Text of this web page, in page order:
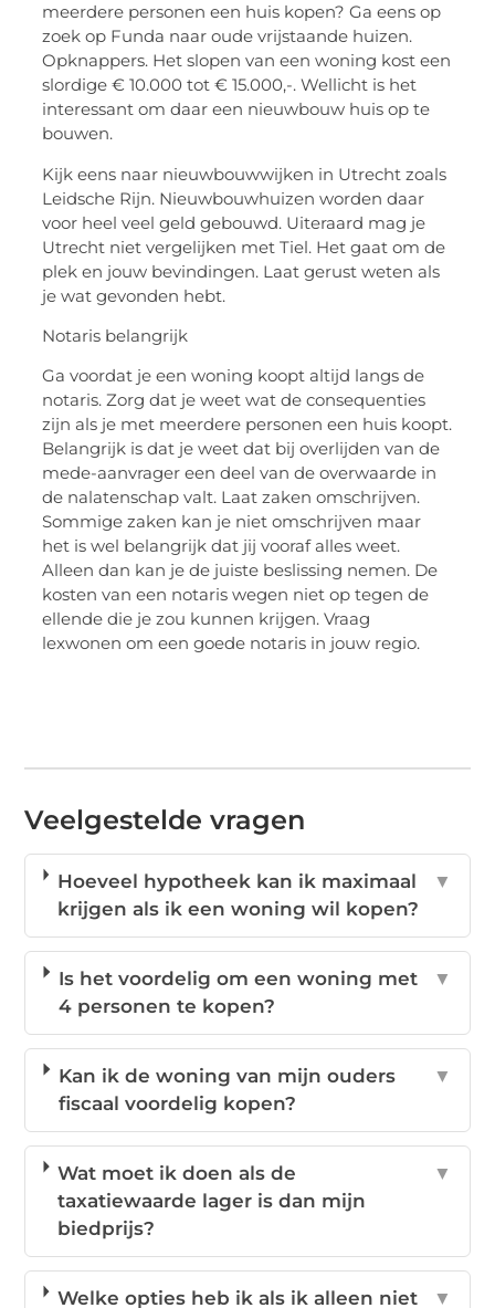
meerdere personen een huis kopen? Ga eens op
zoek op Funda naar oude vrijstaande huizen.
Opknappers. Het slopen van een woning kost een
slordige € 10.000 tot € 15.000,-. Wellicht is het
interessant om daar een nieuwbouw huis op te
bouwen.
Kijk eens naar nieuwbouwwijken in Utrecht zoals
Leidsche Rijn. Nieuwbouwhuizen worden daar
voor heel veel geld gebouwd. Uiteraard mag je
Utrecht niet vergelijken met Tiel. Het gaat om de
plek en jouw bevindingen. Laat gerust weten als
je wat gevonden hebt.
Notaris belangrijk
Ga voordat je een woning koopt altijd langs de
notaris. Zorg dat je weet wat de consequenties
zijn als je met meerdere personen een huis koopt.
Belangrijk is dat je weet dat bij overlijden van de
mede-aanvrager een deel van de overwaarde in
de nalatenschap valt. Laat zaken omschrijven.
Sommige zaken kan je niet omschrijven maar
het is wel belangrijk dat jij vooraf alles weet.
Alleen dan kan je de juiste beslissing nemen. De
kosten van een notaris wegen niet op tegen de
ellende die je zou kunnen krijgen. Vraag
lexwonen om een goede notaris in jouw regio.
Veelgestelde vragen
Hoeveel hypotheek kan ik maximaal
krijgen als ik een woning wil kopen?
▼
Is het voordelig om een woning met
4 personen te kopen?
▼
Kan ik de woning van mijn ouders
fiscaal voordelig kopen?
▼
Wat moet ik doen als de
taxatiewaarde lager is dan mijn
biedprijs?
▼
Welke opties heb ik als ik alleen niet
▼